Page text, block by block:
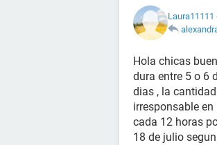
Laura11111
Hola chicas
dura entre 5 o 6
dias , la
irresponsable
cada 12 horas
18 de julio